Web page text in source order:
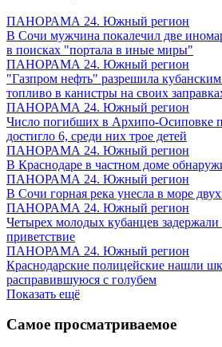
ПАНОРАМА 24. Южный регион
В Сочи мужчина покалечил две
в поисках "портала в иные миры"
ПАНОРАМА 24. Южный регион
"Газпром нефть" разрешила кубанским
топливо в канистры на своих
ПАНОРАМА 24. Южный регион
Число погибших в Архипо-Осиповке
достигло 6, среди них трое детей
ПАНОРАМА 24. Южный регион
В Краснодаре в частном доме
ПАНОРАМА 24. Южный регион
В Сочи горная река унесла в море
ПАНОРАМА 24. Южный регион
Четырех молодых кубанцев задержали
приветствие
ПАНОРАМА 24. Южный регион
Краснодарские полицейские нашли
расправившуюся с голубем
Показать ещё
Самое просматриваемое